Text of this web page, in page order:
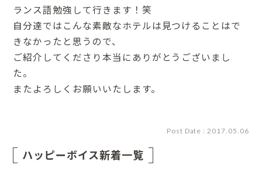
ランス語勉強して行きます！笑
自分達ではこんな素敵なホテルは見つけることはで
きなかったと思うので、
ご紹介してくださり本当にありがとうございまし
た。
またよろしくお願いいたします。
Post Date : 2017.05.06
ハッピーボイス新着一覧